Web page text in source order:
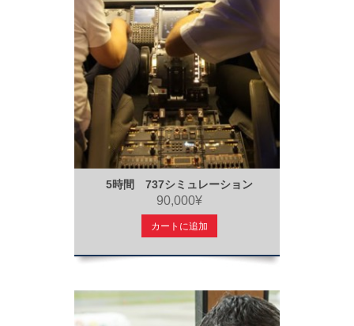
5時間 737シミュレーション
90,000¥
カートに追加